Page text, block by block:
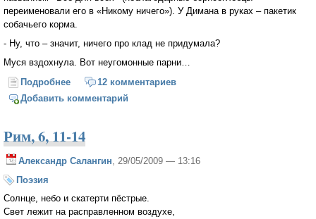
переименовали его в «Никому ничего»). У Димана в руках – пакетик
собачьего корма.
- Ну, что – значит, ничего про клад не придумала?
Муся вздохнула. Вот неугомонные парни…
Подробнее о Золотой ковчежец (окончание; 15 - 20 главы и
эпилог)
12 комментариев
Добавить комментарий
Рим, 6, 11-14
Александр Салангин , 29/05/2009 — 13:16
Поэзия
Солнце, небо и скатерти пёстрые.
Свет лежит на расправленном воздухе,